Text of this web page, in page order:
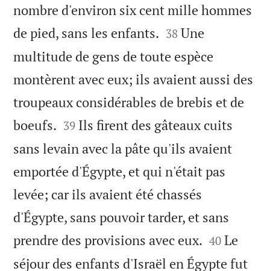
nombre d'environ six cent mille hommes
de pied, sans les enfants. 

38 Une
multitude de gens de toute espèce
montèrent avec eux; ils avaient aussi des
troupeaux considérables de brebis et de
boeufs. 

39 Ils firent des gâteaux cuits
sans levain avec la pâte qu'ils avaient
emportée d'Égypte, et qui n'était pas
levée; car ils avaient été chassés
d'Égypte, sans pouvoir tarder, et sans
prendre des provisions avec eux. 

40 Le
séjour des enfants d'Israël en Égypte fut